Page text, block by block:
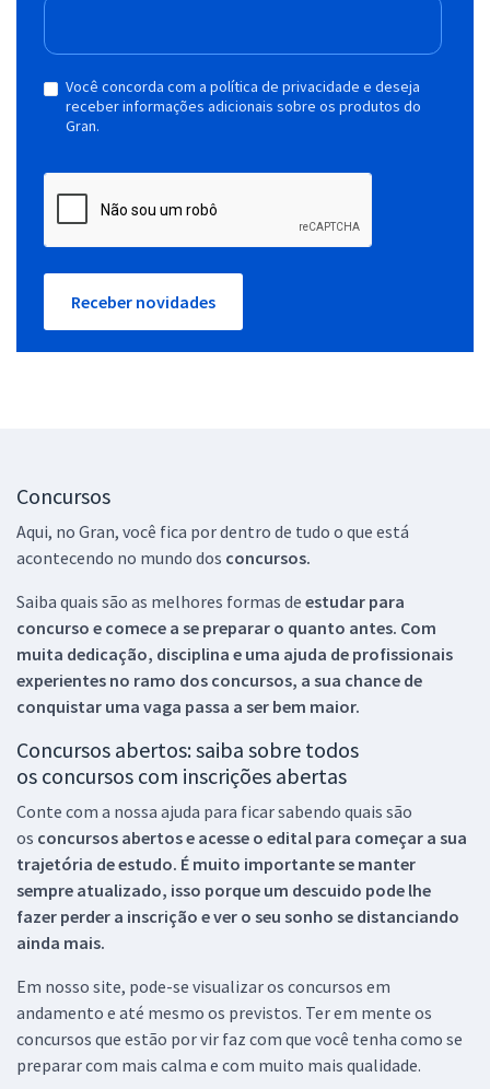
Você concorda com a política de privacidade e deseja
receber informações adicionais sobre os produtos do
Gran.
Receber novidades
Concursos
Aqui, no Gran, você fica por dentro de tudo o que está
acontecendo no mundo dos concursos.
Saiba quais são as melhores formas de estudar para
concurso e comece a se preparar o quanto antes. Com
muita dedicação, disciplina e uma ajuda de profissionais
experientes no ramo dos concursos, a sua chance de
conquistar uma vaga passa a ser bem maior.
Concursos abertos: saiba sobre todos
os concursos com inscrições abertas
Conte com a nossa ajuda para ficar sabendo quais são
os concursos abertos e acesse o edital para começar a sua
trajetória de estudo. É muito importante se manter
sempre atualizado, isso porque um descuido pode lhe
fazer perder a inscrição e ver o seu sonho se distanciando
ainda mais.
Em nosso site, pode-se visualizar os concursos em
andamento e até mesmo os previstos. Ter em mente os
concursos que estão por vir faz com que você tenha como se
preparar com mais calma e com muito mais qualidade.